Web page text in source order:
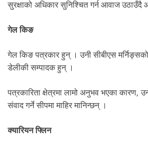
सुरक्षाको अधिकार सुनिश्चित गर्न आवाज उठाउँदै
गेल किङ
गेल किङ पत्रकार हुन् । उनी सीबीएस
डेलीकी सम्पादक हुन् ।
पत्रकारिता क्षेत्रमा लामो अनुभव भएका कारण,
संवाद गर्ने सीपमा माहिर मानिन्छन् ।
क्यारियन फ्लिन